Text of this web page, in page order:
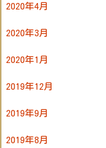
2020年4月
2020年3月
2020年1月
2019年12月
2019年9月
2019年8月